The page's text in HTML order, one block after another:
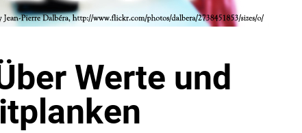
Werte und